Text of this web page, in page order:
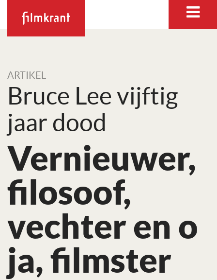
ARTIKEL
Bruce Lee vijftig
jaar dood
Vernieuwer,
filosoof,
vechter en o
ja, filmster